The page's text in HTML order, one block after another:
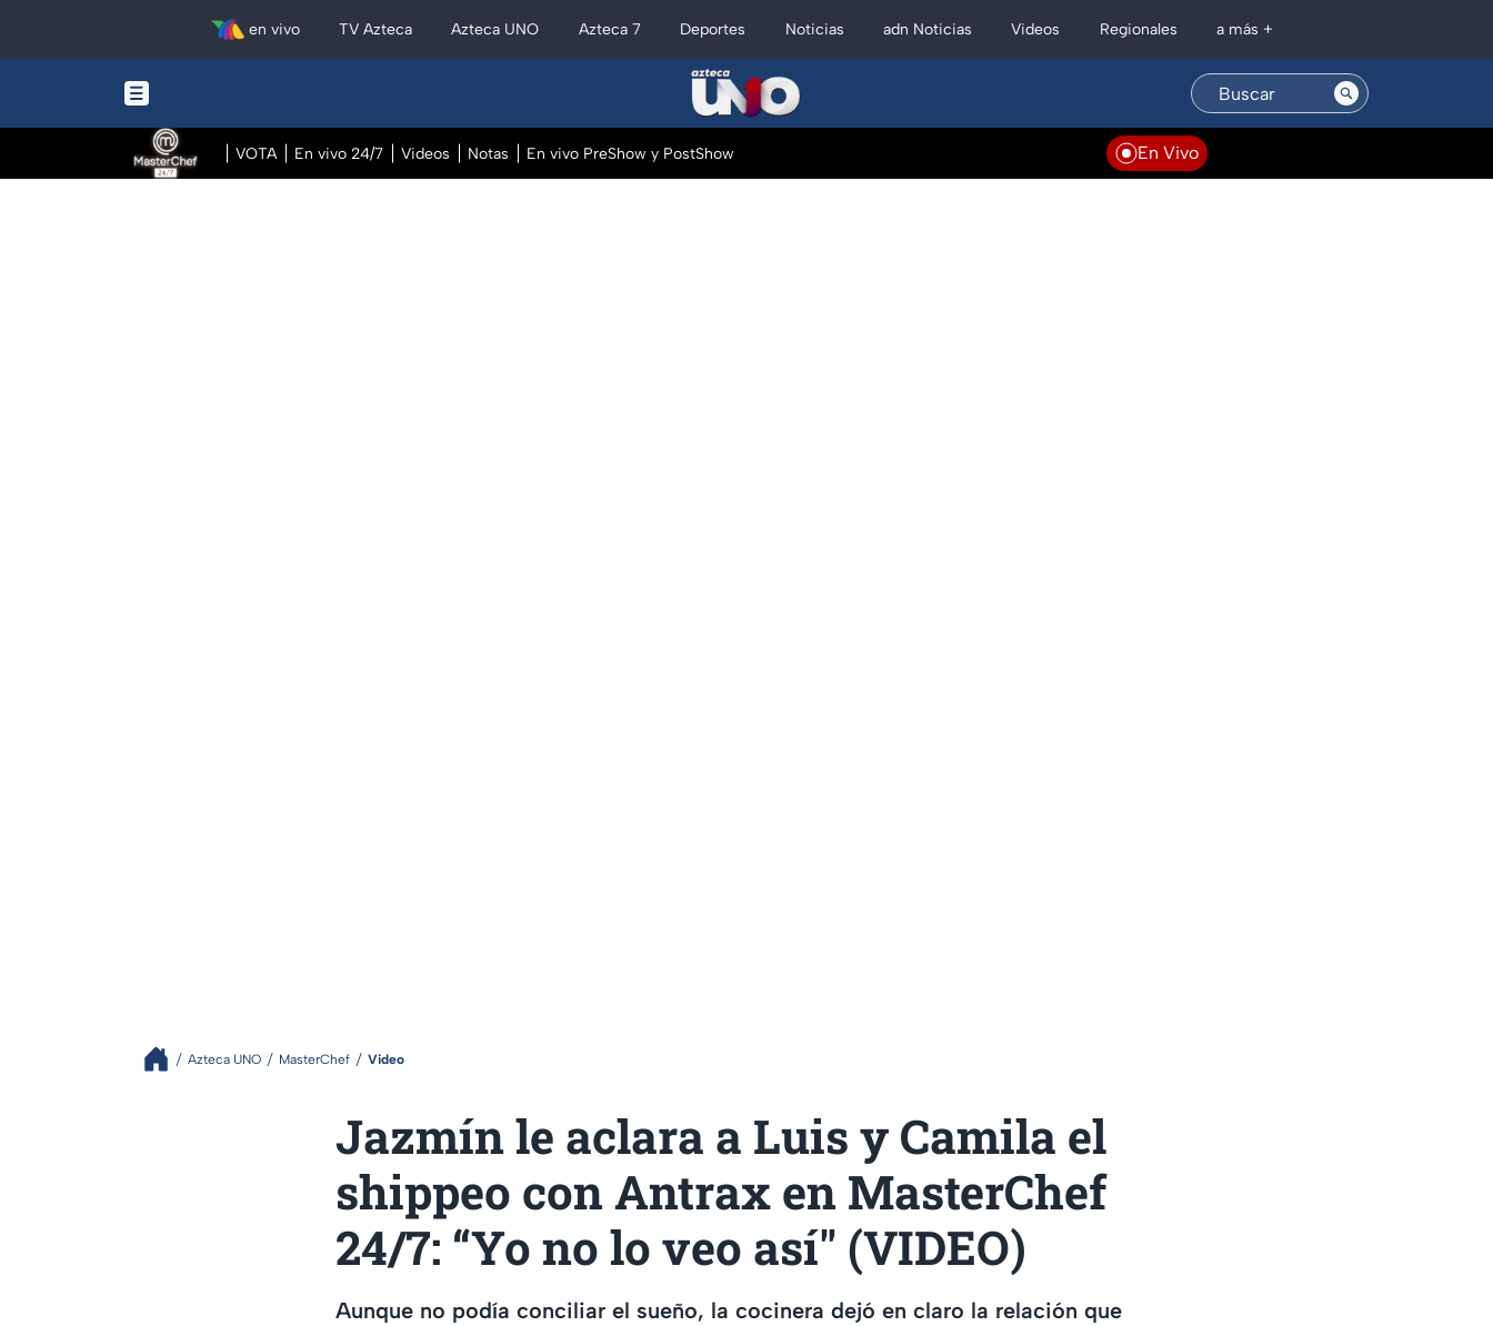
en vivo TV Azteca Azteca UNO Azteca 7 Deportes Noticias adn Noticias Videos Regionales a más +
VOTA En vivo 24/7 Videos Notas En vivo PreShow y PostShow En Vivo
Azteca UNO MasterChef Video
Jazmín le aclara a Luis y Camila el
shippeo con Antrax en MasterChef
24/7: “Yo no lo veo así" (VIDEO)
Aunque no podía conciliar el sueño, la cocinera dejó en claro la relación que